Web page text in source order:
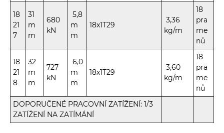
18
21
7
31
m
m
680
kN
5,8
m
m
18x1T29
3,36
kg/m
18
pra
me
nů
18
21
8
32
m
m
727
kN
6,0
m
m
18x1T29
3,60
kg/m
18
pra
me
nů
DOPORUČENÉ PRACOVNÍ ZATÍŽENÍ: 1/3
ZATÍŽENÍ NA ZATÍMÁNÍ